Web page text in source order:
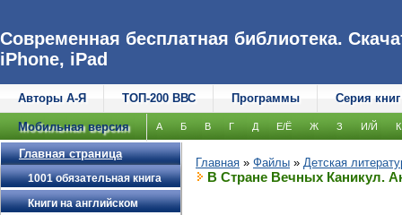
Современная бесплатная библиотека.
iPhone, iPad
Авторы А-Я ТОП-200 ВВС Программы Серия книг
Мобильная версия А Б В Г Д Е/Ё Ж З И/Й К
Главная страница
1001 обязательная книга
Книги на английском
Главная » Файлы » Детская
В Стране Вечных Каникул.